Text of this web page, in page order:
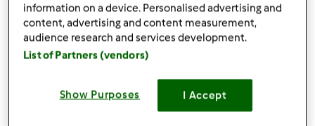
information on a device. Personalised advertising and
content, advertising and content measurement,
audience research and services development.
List of Partners (vendors)
Show Purposes I Accept